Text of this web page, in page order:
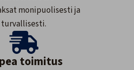
monipuolisesti ja
turvallisesti.
toimitus